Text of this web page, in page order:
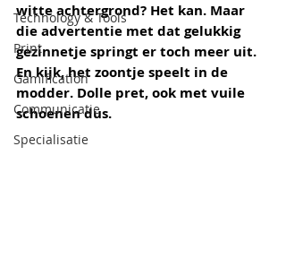
Technology & Tools
Print
Gamification
Communicatie
Specialisatie
witte achtergrond? Het kan. Maar
die advertentie met dat gelukkig
gezinnetje springt er toch meer uit.
En kijk, het zoontje speelt in de
modder. Dolle pret, ook met vuile
schoenen dus.